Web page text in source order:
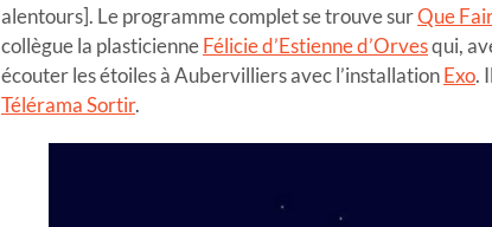
alentours]. Le programme complet se trouve surQue
collègue la plasticienneFélicie d’Estienne d’Orvesqui,
écouter les étoiles à Aubervilliers avec l’installationExo.
Télérama Sortir.